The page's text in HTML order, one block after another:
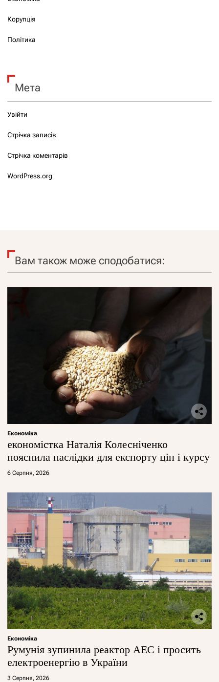
Корупція
Політика
Мета
Увійти
Стрічка записів
Стрічка коментарів
WordPress.org
Вам також може сподобатися:
Економіка
економістка Наталія Колесніченко
пояснила наслідки для експорту цін і курсу
6 Серпня, 2026
Економіка
Румунія зупинила реактор АЕС і просить
електроенергію в України
3 Серпня, 2026